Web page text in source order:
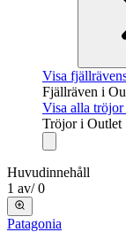
Visa
Fjällräven i
Visa alla
Tröjor i Outlet
Huvudinnehåll
1 av/ 0
Patagonia